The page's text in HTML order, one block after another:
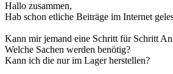
Hallo zusammen,
Hab schon etliche Beiträge im Internet
Kann mir jemand eine Schritt für Schritt
Welche Sachen werden benötig?
Kann ich die nur im Lager herstellen?